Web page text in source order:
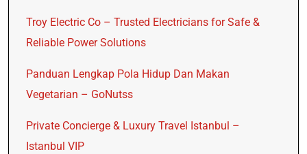
Troy Electric Co – Trusted Electricians for Safe &
Reliable Power Solutions
Panduan Lengkap Pola Hidup Dan Makan
Vegetarian – GoNutss
Private Concierge & Luxury Travel Istanbul –
Istanbul VIP